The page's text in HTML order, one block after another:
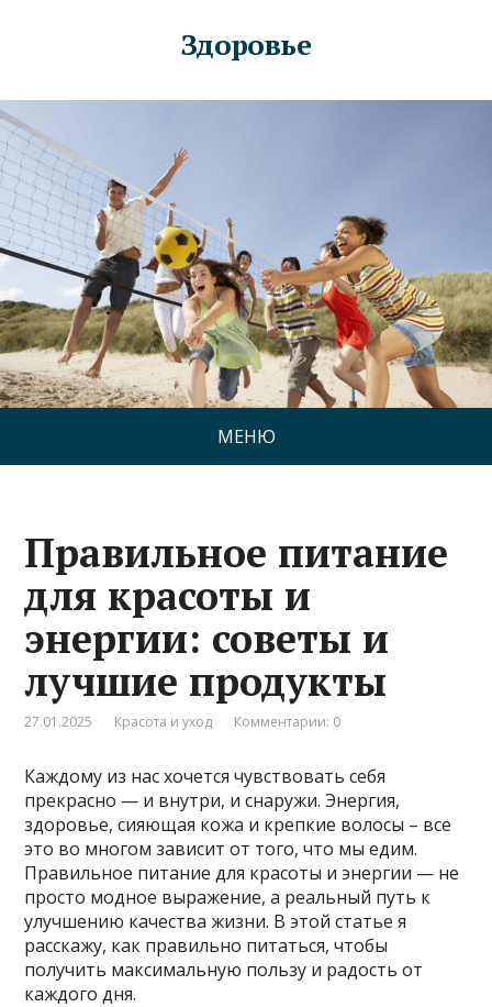
Здоровье
МЕНЮ
Правильное питание
для красоты и
энергии: советы и
лучшие продукты
27.01.2025 Красота и уход Комментарии: 0
Каждому из нас хочется чувствовать себя
прекрасно — и внутри, и снаружи. Энергия,
здоровье, сияющая кожа и крепкие волосы – все
это во многом зависит от того, что мы едим.
Правильное питание для красоты и энергии — не
просто модное выражение, а реальный путь к
улучшению качества жизни. В этой статье я
расскажу, как правильно питаться, чтобы
получить максимальную пользу и радость от
каждого дня.